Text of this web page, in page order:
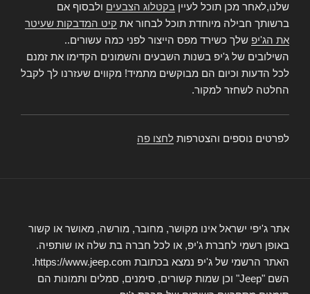
שלנו,לאחר מכן תוכל לעיין בקטלוג הצבעים ולבסוף אם
ברשותך חבילה מיוחדת תוכל לבחור את קיט המדבקות שעיטר
את הג'יפ שלך כשירד מפס הייצור לפני כמה עשורים..
השילובים של ג'יפ בשנות השבעים והשמונים הקדימו את זמנם
לכל הדעות וכיום הם מבוקשים מתמיד! מקווים שעזרנו לך לקבל
החלטה לשחזר למקור.
לפרטים נוספים והצטרפות לחצו פה
אתר ג'יפי ישראל אינו מקושר, מחובר, מורשה, מאושר או קשור
באופן רשמי לחברת ג'יפ, או לכל חברה בת שלה או שותפיה.
האתר הרשמי של ג'יפ נמצא בכתובת https://www.jeep.com.
השם "Jeep" וכן שמות קשורים, סימנים, סמלים ותמונות הם